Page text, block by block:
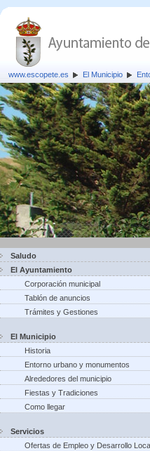
www.escopete.es El Municipio
Saludo
El Ayuntamiento
Corporación municipal
Tablón de anuncios
Trámites y Gestiones
El Municipio
Historia
Entorno urbano y monumentos
Alrededores del municipio
Fiestas y Tradiciones
Como llegar
Servicios
Ofertas de Empleo y Desarrollo